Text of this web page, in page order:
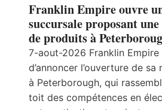
Franklin Empire ouvre
succursale proposant
de produits à
7-aout-2026 Franklin Empire
d’annoncer l’ouverture de
à Peterborough, qui
toit des compétences en